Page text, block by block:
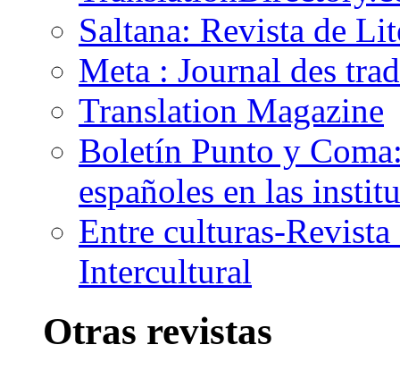
Saltana: Revista de
Meta : Journal des
Translation Magazine
Boletín Punto y
españoles en las
Entre culturas-
Intercultural
Otras revistas